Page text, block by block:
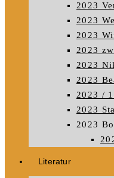
2023
2023
2023
2023
2023
2023
2023 /
2023
2023
Literatur